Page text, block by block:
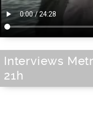
Interviews
21h